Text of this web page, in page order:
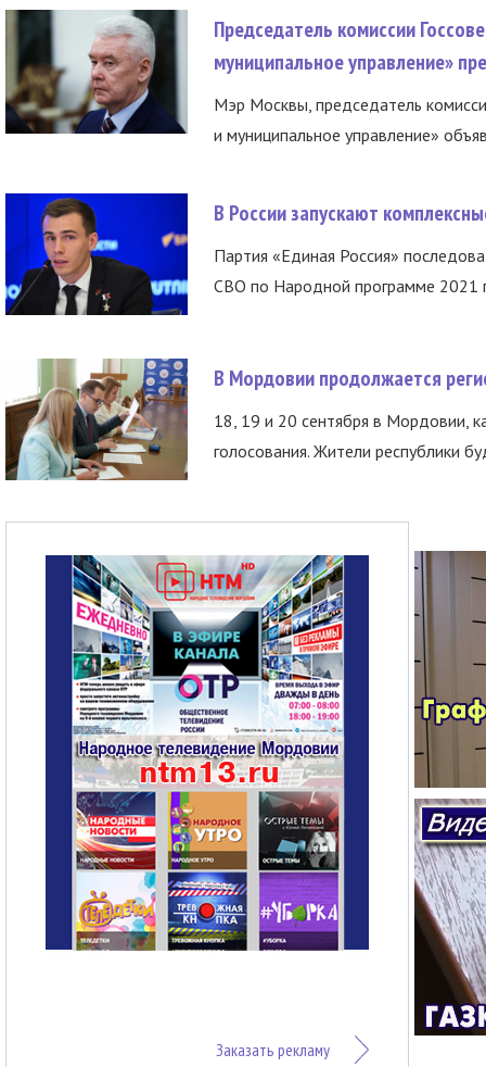
Председатель комиссии
муниципальное управление»
Мэр Москвы, председатель
и муниципальное управление»
В России запускают
Партия «Единая Россия»
СВО по Народной программе 2021
В Мордовии продолжается
18, 19 и 20 сентября в Мордовии,
голосования. Жители республики
Заказать рекламу